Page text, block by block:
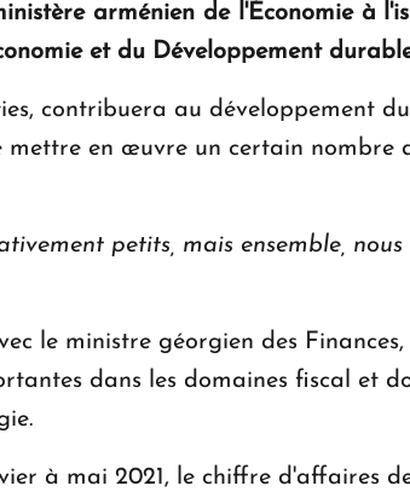
Le
arménien de l'Économie à
et du Développement
contribuera au développement
en œuvre un certain nombre
petits, mais ensemble,
le ministre géorgien des
dans les domaines fiscal et
à mai 2021, le chiffre d'affaires